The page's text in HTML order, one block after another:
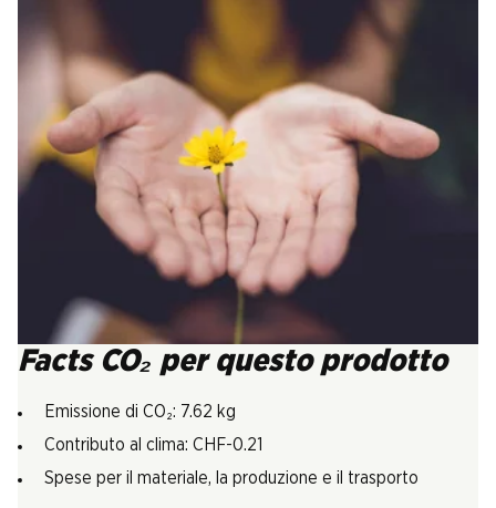
Facts CO₂ per questo prodotto
Emissione di CO₂: 7.62 kg
Contributo al clima: CHF-0.21
Spese per il materiale, la produzione e il trasporto